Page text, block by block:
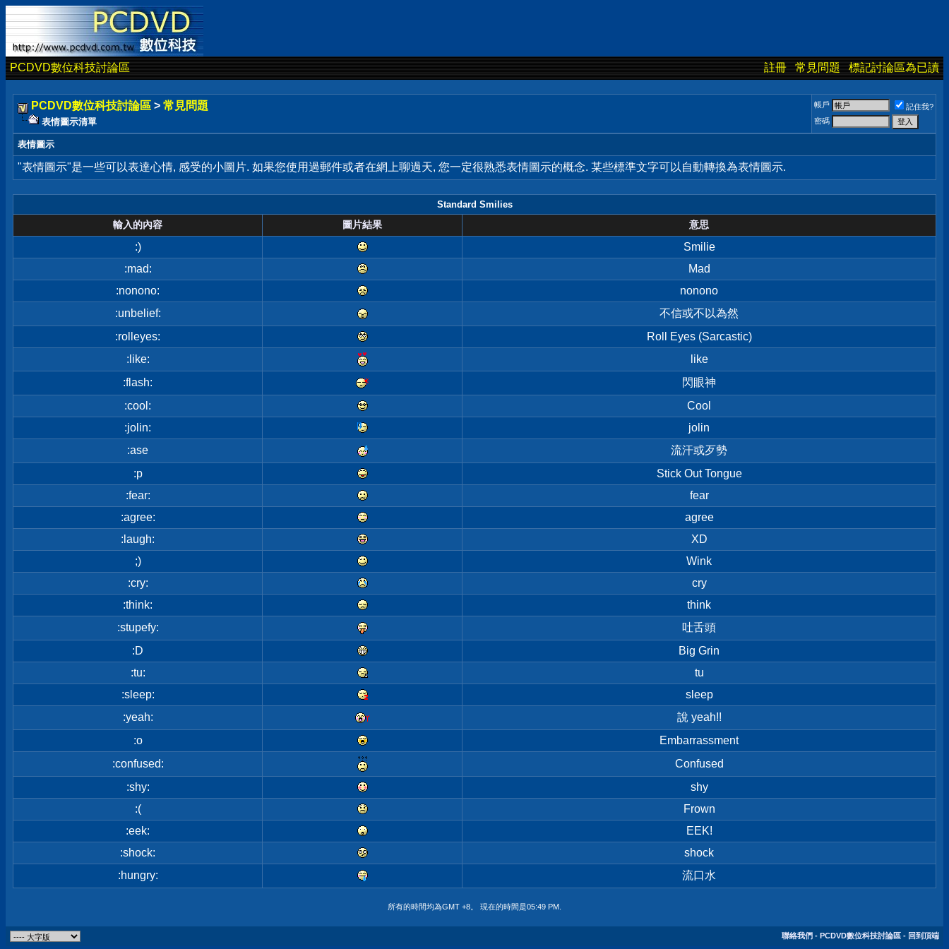
PCDVD數位科技討論區 註冊 常見問題 標記討論區為已讀
PCDVD數位科技討論區 > 常見問題
表情圖示清單
帳戶
記住我?
密碼
表情圖示
"表情圖示"是一些可以表達心情, 感受的小圖片. 如果您使用過郵件或者在網上聊過天, 您一定很熟悉表情圖示的概念. 某些標準文字可以自動轉換為表情圖示.
Standard Smilies
輸入的內容 圖片結果 意思
:)
Smilie
:mad:
Mad
:nonono:
nonono
:unbelief:
不信或不以為然
:rolleyes:
Roll Eyes (Sarcastic)
:like:
like
:flash:
閃眼神
:cool:
Cool
:jolin:
jolin
:ase
流汗或歹勢
:p
Stick Out Tongue
:fear:
fear
:agree:
agree
:laugh:
XD
;)
Wink
:cry:
cry
:think:
think
:stupefy:
吐舌頭
:D
Big Grin
:tu:
tu
:sleep:
sleep
:yeah:
說 yeah!!
:o
Embarrassment
:confused:
Confused
:shy:
shy
:(
Frown
:eek:
EEK!
:shock:
shock
:hungry:
流口水
所有的時間均為GMT +8。 現在的時間是05:49 PM
聯絡我們 - PCDVD數位科技討論區 - 回到頂端